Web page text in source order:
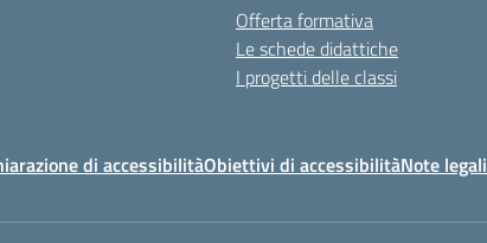
Offerta formativa
Le schede didattiche
I progetti delle classi
di accessibilitàObiettivi di accessibilitàNote legali